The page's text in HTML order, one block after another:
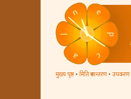
मुख्य पृष्ठ • मिति रुपान्तरण• उपकरण